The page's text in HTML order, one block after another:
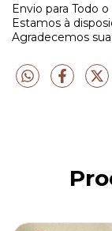
Envio para Todo o
Estamos à
Agradecemos